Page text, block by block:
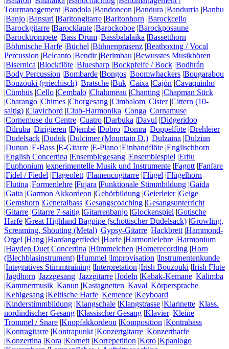
Tourmanagement|Bandola |Bandoneon |Bandura |Bandurria |Banhu
|Banjo |Bansuri |Baritongitarre |Baritonhorn |Barockcello
|Barockgitarre |Barocklaute |Barockoboe |Barockposaune
|Barocktrompete |Bass Drum |Bassbalalaika |Bassetthorn
|Böhmische Harfe |Büchel |Bühnenpräsenz |Beatboxing / Vocal
Percussion |Belcanto |Bendir|Berimbau |Bewusstes Musikhören
|Bisernica |Blockflöte |Bluesharp |Bockpfeife / Bock |Bodhrán
|Body Percussion |Bombarde |Bongos |Boomwhackers |Bougarabou
|Bouzouki (griechisch) |Bratsche |Buk |Caixa |Cajón |Cavaquinho
|Cümbüs |Cello |Cembalo |Chalumeau |Chanting |Chapman Stick
|Charango |Chimes |Chorgesang |Cimbalom |Cister|Cittern (10-
saitig) |Clavichord |Club-Harmonika |Conga |Cornamuse
|Cornemuse du Centre |Cuatro |Darbuka |Davul |Didgeridoo
|Dilruba |Dirigieren |Djembé |Dobro |Domra |Doppelföte |Drehleier
|Dudelsack |Duduk |Dulcimer (Mountain D.) |Dulzaina |Dulzian
|Dunun |E-Bass |E-Gitarre |E-Piano |Einhandflöte |Englischhorn
|English Concertina |Ensemblegesang |Ensemblespiel |Erhu
|Euphonium |experimentelle Musik und Instrumente |Fagott|Fanfare
|Fidel / Fiedel |Flageolett|Flamencogitarre |Flügel |Flügelhorn
|Flutina |Formenlehre |Fujara |Funktionale Stimmbildung |Gaida
|Gaita |Garmon Akkordeon |Gehörbildung |Geierleier|Geige
|Gemshorn |Generalbass |Gesangscoaching |Gesangsunterricht
|Gitarre |Gitarre 7-saitig |Gitarrenbanjo |Glockenspiel |Gotische
Harfe |Great Highland Bagpipe (schottischer Dudelsack) |Growling,
Screaming, Shouting (Metal) |Gypsy-Gitarre |Hackbrett|Hammond-
Orgel |Hang |Hardangerfiedel |Harfe |Harmonielehre |Harmonium
|Hayden Duet Concertina |Hümmelchen |Homerecording |Horn
(Blechblasinstrument) |Hummel |Improvisation |Instrumentenkunde
|Integratives Stimmtraining |Interpretation |Irish Bouzouki |Irish Flute
|Jagdhorn |Jazzgesang |Jazzgitarre |Jodeln |Kabak-Kemane |Kalimba
|Kammermusik |Kanun |Kastagnetten |Kaval |Körpersprache
|Kehlgesang |Keltische Harfe |Kemence |Keyboard
|Kinderstimmbildung |Klangschale |Klangstrasse |Klarinette |Klass.
nordindischer Gesang |Klassischer Gesang |Klavier|Kleine
Trommel / Snare |Knopfakkordeon |Komposition |Kontrabass
|Kontragitarre |Kontrapunkt|Konzertgitarre |Konzertharfe
|Konzertina |Kora |Kornett|Korrepetition |Koto |Kpanlogo